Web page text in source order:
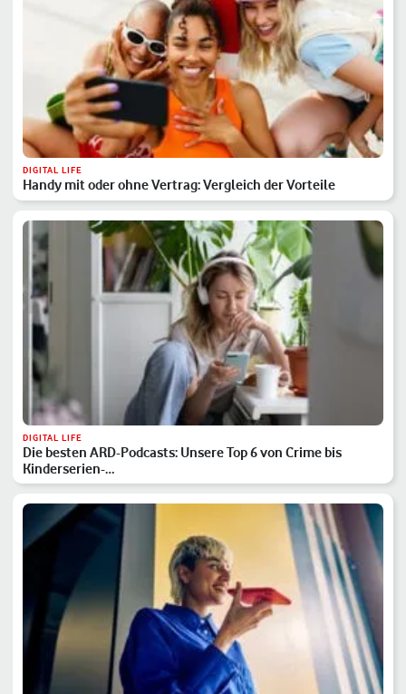
DIGITAL LIFE
Handy mit oder ohne Vertrag: Vergleich der Vorteile
DIGITAL LIFE
Die besten ARD-Podcasts: Unsere Top 6 von Crime bis
Kinderserien-…